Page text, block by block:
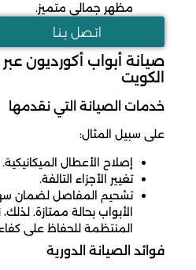
مظهر جمالي متميز.
اتـصل بـنـا
صيانة أبواب أكورديون
الكويت
خدمات الصيانة التي نقدمها
على سبيل المثال:
إصلاح الأعطال الميكانيكية.
تغيير الأجزاء التالفة.
تشحيم المفاصل لضمان
الأبواب بحالة ممتازة.
المنتظمة للحفاظ على
فوائد الصيانة الدورية